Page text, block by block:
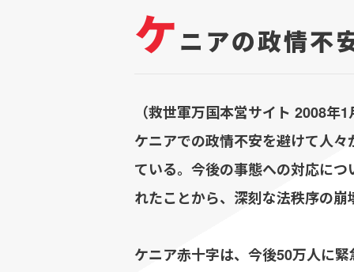
ケニアの政情不
（救世軍万国本営サイト 2008年
ケニアでの政情不安を避けて人
ている。今後の事態への対応に
れたことから、深刻な法秩序の
ケニア赤十字は、今後50万人に